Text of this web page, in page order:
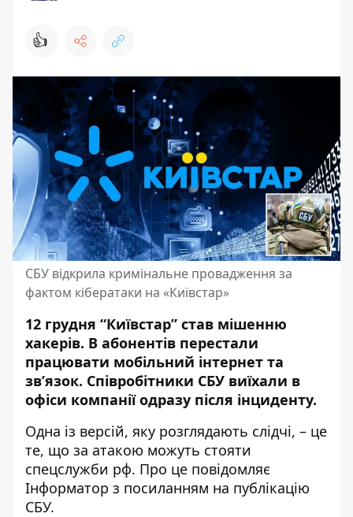
👍
СБУ відкрила кримінальне провадження за
фактом кібератаки на «Київстар»
12 грудня “Київстар” став мішенню
хакерів. В абонентів перестали
працювати мобільний інтернет та
зв’язок. Співробітники СБУ виїхали в
офіси компанії одразу після інциденту.
Одна із версій, яку розглядають слідчі, – це
те, що за атакою можуть стояти
спецслужби рф. Про це повідомляє
Інформатор з посиланням на публікацію
СБУ.